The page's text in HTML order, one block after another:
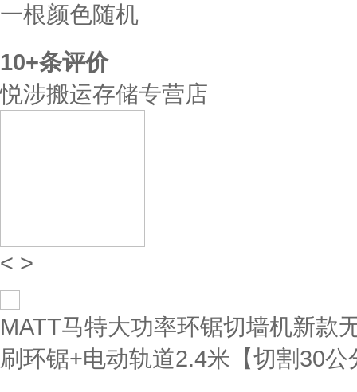
一根颜色随机
10+条评价
悦涉搬运存储专营店
< >
MATT马特大功率环锯切墙机新款
刷环锯+电动轨道2.4米【切割30公